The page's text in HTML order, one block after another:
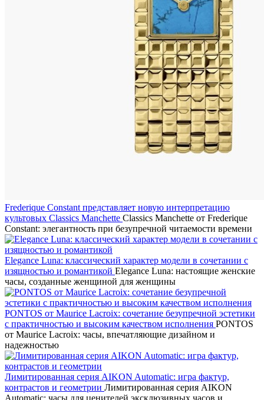
Frederique Constant представляет новую интерпретацию
культовых Classics Manchette Classics Manchette от Frederique
Constant: элегантность при безупречной читаемости времени
Elegance Luna: классический характер модели в сочетании с
изящностью и романтикой Elegance Luna: настоящие женские
часы, созданные женщиной для женщины
PONTOS от Maurice Lacroix: сочетание безупречной эстетики
с практичностью и высоким качеством исполнения PONTOS
от Maurice Lacroix: часы, впечатляющие дизайном и
надежностью
Лимитированная серия AIKON Automatic: игра фактур,
контрастов и геометрии Лимитированная серия AIKON
Automatic: часы для ценителей эксклюзивных часов и